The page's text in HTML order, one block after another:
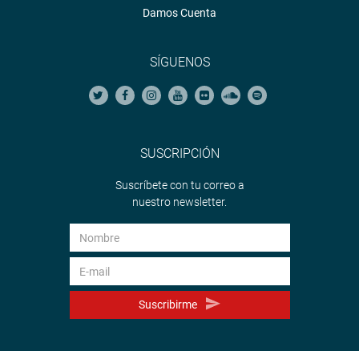
Damos Cuenta
SÍGUENOS
SUSCRIPCIÓN
Suscríbete con tu correo a
nuestro newsletter.
Suscribirme